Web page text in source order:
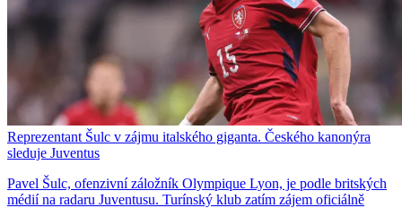
Reprezentant Šulc v zájmu italského giganta. Českého kanonýra
sleduje Juventus
Pavel Šulc, ofenzivní záložník Olympique Lyon, je podle britských
médií na radaru Juventusu. Turínský klub zatím zájem oficiálně